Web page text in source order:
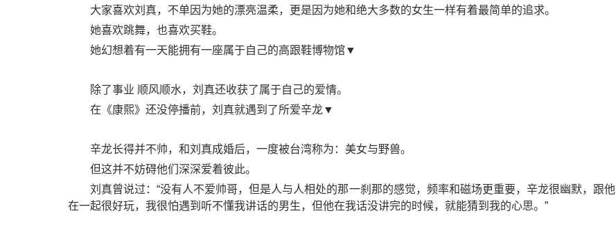
大家喜欢刘真，不单因为她的漂亮温柔，更是因为她和绝大多数的女生一样有着最简单的追求。
她喜欢跳舞，也喜欢买鞋。
她幻想着有一天能拥有一座属于自己的高跟鞋博物馆▼
除了事业 顺风顺水，刘真还收获了属于自己的爱情。
在《康熙》还没停播前，刘真就遇到了所爱辛龙▼
辛龙长得并不帅，和刘真成婚后，一度被台湾称为：美女与野兽。
但这并不妨碍他们深深爱着彼此。
刘真曾说过：“没有人不爱帅哥，但是人与人相处的那一刹那的感觉，频率和磁场更重要，辛龙很幽默，跟他
在一起很好玩，我很怕遇到听不懂我讲话的男生，但他在我话没讲完的时候，就能猜到我的心思。”